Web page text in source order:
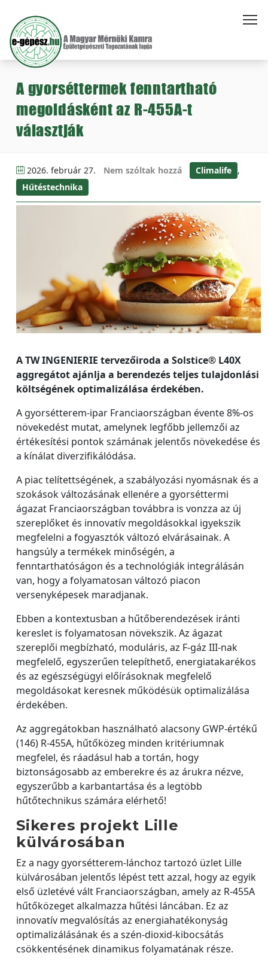
A gyorséttermek fenntartható
megoldásként az R-455A-t
választják
2026. február 27. Nem szóltak hozzá Climalife ,
Hűtéstechnika
A TW INGENIERIE tervezőiroda a Solstice® L40X
aggregátot ajánlja a berendezés teljes tulajdonlási
költségének optimalizálása érdekében.
A gyorsétterem-ipar Franciaországban évente 8%-os
növekedést mutat, amelynek legfőbb jellemzői az
értékesítési pontok számának jelentős növekedése és
a kínálat diverzifikálódása.
A piac telítettségének, a szabályozási nyomásnak és a
szokások változásának ellenére a gyorséttermi
ágazat Franciaországban továbbra is vonzza az új
szereplőket és innovatív megoldásokkal igyekszik
megfelelni a fogyasztók változó elvárásainak. A
hangsúly a termékek minőségén, a
fenntarthatóságon és a technológiák integrálásán
van, hogy a folyamatosan változó piacon
versenyképesek maradjanak.
Ebben a kontextusban a hűtőberendezések iránti
kereslet is folyamatosan növekszik. Az ágazat
szereplői megbízható, moduláris, az F-gáz III-nak
megfelelő, egyszerűen telepíthető, energiatakarékos
és az egészségügyi előírásoknak megfelelő
megoldásokat keresnek működésük optimalizálása
érdekében.
Az aggregátokban használható alacsony GWP-értékű
(146) R-455A, hűtőközeg minden kritériumnak
megfelel, és ráadásul hab a tortán, hogy
biztonságosabb az emberekre és az árukra nézve,
egyszerűbb a karbantartása és a legtöbb
hűtőtechnikus számára elérhető!
Sikeres projekt Lille
külvárosában
Ez a nagy gyorsétterem-lánchoz tartozó üzlet Lille
külvárosában jelentős lépést tett azzal, hogy az egyik
első üzletévé vált Franciaországban, amely az R-455A
hűtőközeget alkalmazza hűtési láncában. Ez az
innovatív megvalósítás az energiahatékonyság
optimalizálásának és a szén-dioxid-kibocsátás
csökkentésének dinamikus folyamatának része.